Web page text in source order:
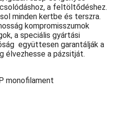
a feltöltődéshez.
minden kertbe és terszra.
kompromisszumok
a speciális gyártási
együttesen garantálják a
élvezhesse a pázsitját.
monofilament